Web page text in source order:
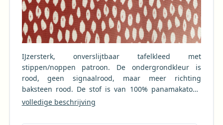
IJzersterk, onverslijtbaar tafelkleed met
stippen/noppen patroon. De ondergrondkleur is
rood, geen signaalrood, maar meer richting
baksteen rood. De stof is van 100% panamakatoen
(wat stevigere katoen), voorzien van een extra matte,
voedselveilig en voldoet aan de strengste normen,
volledige beschrijving